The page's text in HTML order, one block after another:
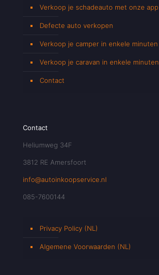
Verkoop je schadeauto met onze app
Defecte auto verkopen
Verkoop je camper in enkele minuten
Verkoop je caravan in enkele minuten
Contact
Contact
Heliumweg 34F
3812 RE Amersfoort
info@autoinkoopservice.nl
085-7600144
Privacy Policy (NL)
Algemene Voorwaarden (NL)